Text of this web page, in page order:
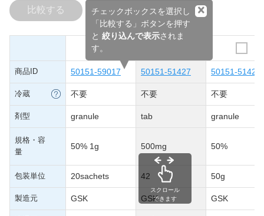
チェックボックスを選択し
「比較する」ボタンを押す
と 絞り込んで表示されま
す。
×
比較する
商品ID 50151-59017 50151-51427 50151-51425
冷蔵 不要 不要 不要
剤型 granule tab granule
規格・容
量
50% 1g 500mg 50%
包装単位 20sachets 42 50g
製造元 GSK GSK GSK
スクロール
できます